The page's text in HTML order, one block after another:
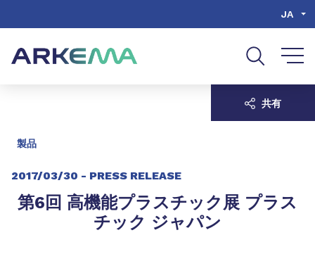
JA
製品
2017/03/30 - PRESS RELEASE
第6回 高機能プラスチック展 プラス
チック ジャパン
共有